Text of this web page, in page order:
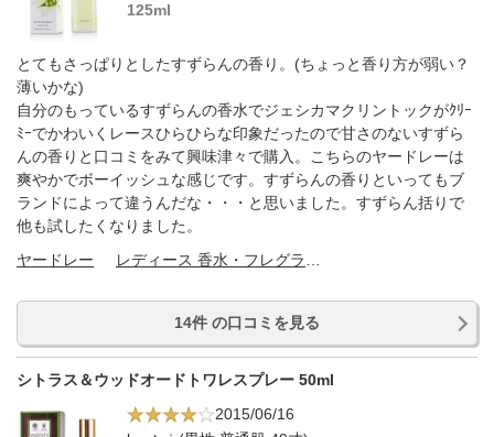
125ml
とてもさっぱりとしたすずらんの香り。(ちょっと香り方が弱い？
薄いかな)
自分のもっているすずらんの香水でジェシカマクリントックがｸﾘｰ
ﾐｰでかわいくレースひらひらな印象だったので甘さのないすずら
んの香りと口コミをみて興味津々で購入。こちらのヤードレーは
爽やかでボーイッシュな感じです。すずらんの香りといってもブ
ランドによって違うんだな・・・と思いました。すずらん括りで
他も試したくなりました。
ヤードレー
14件 の口コミを見る
シトラス＆ウッドオードトワレスプレー 50ml
2015/06/16